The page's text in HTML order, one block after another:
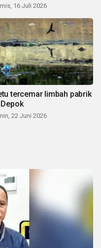
16 Juli 2026
tercemar limbah pabrik
22 Juni 2026